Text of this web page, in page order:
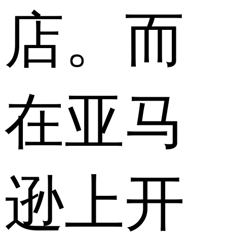
店。而
在亚马
逊上开